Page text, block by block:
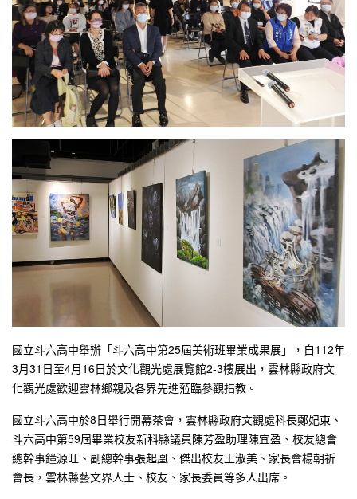
國立斗六高中舉辦「斗六高中第25屆美術班畢業成果展」，自112年
3月31日至4月16日於文化觀光處展覽館2-3樓展出，雲林縣政府文
化觀光處歡迎雲林鄉親及各界先進蒞臨參觀指教。
國立斗六高中於8日舉行開幕茶會，雲林縣政府文觀處科長鄭妃束、
斗六高中第59屆畢業校友新科縣議員陳芳盈助理陳宜盈、校友總會
總幹事鐘源旺、副總幹事張起凰、傑出校友王淑美、家長會楊朝祈
會長，雲林縣藝文界人士、校友、家長委員等多人出席。